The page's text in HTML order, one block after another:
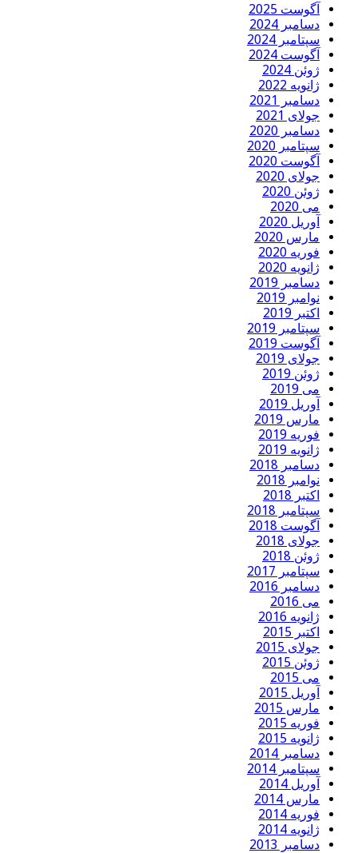
آگوست 2025
دسامبر 2024
سپتامبر 2024
آگوست 2024
ژوئن 2024
ژانویه 2022
دسامبر 2021
جولای 2021
دسامبر 2020
سپتامبر 2020
آگوست 2020
جولای 2020
ژوئن 2020
می 2020
آوریل 2020
مارس 2020
فوریه 2020
ژانویه 2020
دسامبر 2019
نوامبر 2019
اکتبر 2019
سپتامبر 2019
آگوست 2019
جولای 2019
ژوئن 2019
می 2019
آوریل 2019
مارس 2019
فوریه 2019
ژانویه 2019
دسامبر 2018
نوامبر 2018
اکتبر 2018
سپتامبر 2018
آگوست 2018
جولای 2018
ژوئن 2018
سپتامبر 2017
دسامبر 2016
می 2016
ژانویه 2016
اکتبر 2015
جولای 2015
ژوئن 2015
می 2015
آوریل 2015
مارس 2015
فوریه 2015
ژانویه 2015
دسامبر 2014
سپتامبر 2014
آوریل 2014
مارس 2014
فوریه 2014
ژانویه 2014
دسامبر 2013